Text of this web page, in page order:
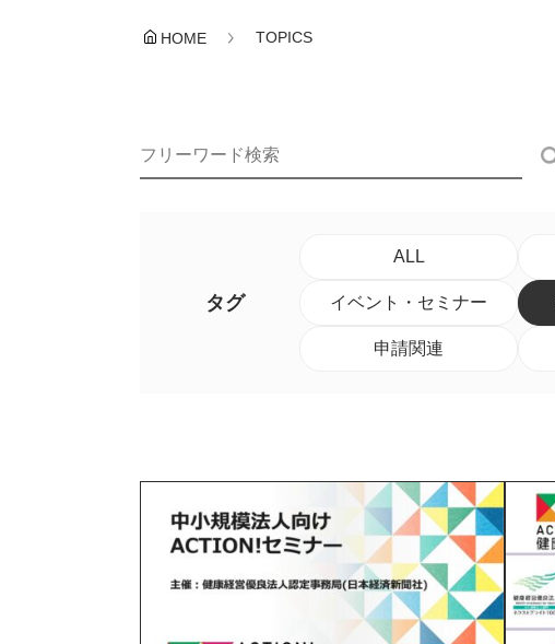
HOME TOPICS
検索
タグ
ALL
イベント・セミナー
申請関連